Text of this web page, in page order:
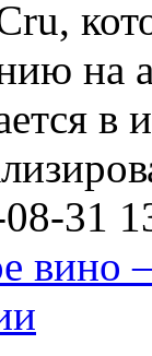
на
в
31
вино